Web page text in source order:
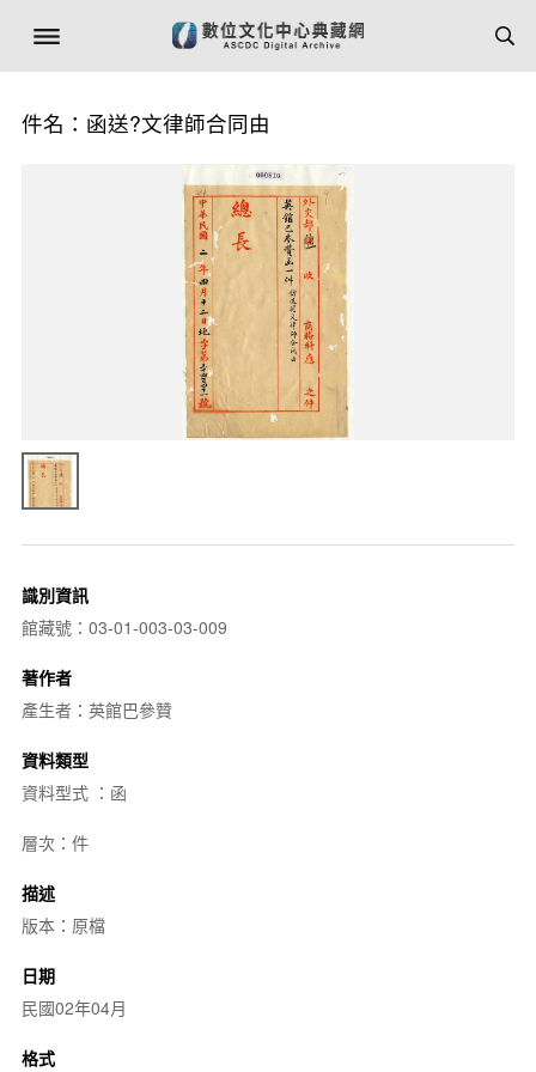
件名：函送?文律師合同由
識別資訊
館藏號：03-01-003-03-009
著作者
產生者：英館巴參贊
資料類型
資料型式 ：函
層次：件
描述
版本：原檔
日期
民國02年04月
格式